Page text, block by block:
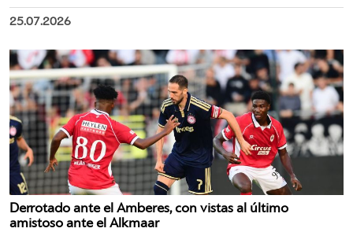
25.07.2026
Derrotado ante el Amberes, con vistas al último
amistoso ante el Alkmaar